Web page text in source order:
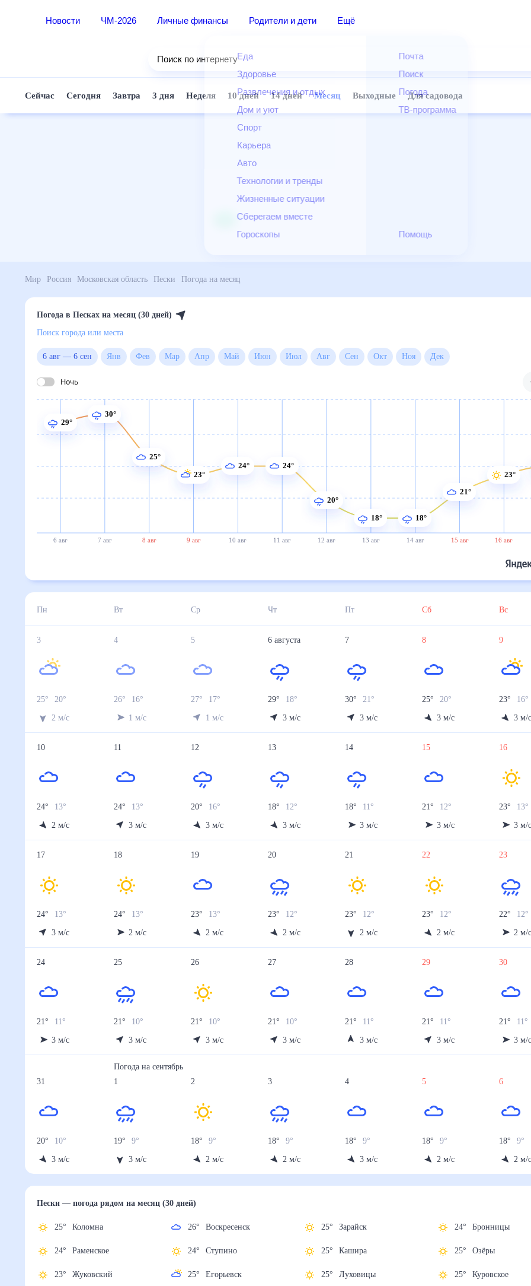
Новости ЧМ-2026 Личные финансы Родители и дети Ещё
Еда
Здоровье
Развлечения и отдых
Дом и уют
Спорт
Карьера
Авто
Технологии и тренды
Жизненные ситуации
Сберегаем вместе
Гороскопы
Почта
Поиск
Погода
ТВ-программа
Помощь
Поиск по интернету
Сейчас Сегодня Завтра 3 дня Неделя 10 дней 14 дней Месяц Выходные Для садовода
Мир Россия Московская область Пески Погода на месяц
Погода в Песках на месяц (30 дней)
Поиск города или места
6 авг— 6 сен Янв Фев Мар Апр Май Июн Июл Авг Сен Окт Ноя
Ночь
6 авг 7 авг 8 авг 9 авг 10 авг 11 авг 12 авг 13 авг 14 авг 15 авг 16 авг
29°
30°
25°
23°
24° 24°
20°
18°
18°
21°
23°
Пн Вт Ср Чт Пт Сб Вс
3
25° 20
2 м/с
4
26° 16°
1 м/с
5
27° 17°
1 м/с
6 августа
29° 18°
3 м/с
7
30° 21°
3 м/с
8
25° 20
3 м/с
9
23° 16°
3 м/
10
24° 13°
2 м/с
11
24° 13°
3 м/с
12
20° 16°
3 м/с
13
18° 12°
3 м/с
14
18° 11°
3 м/с
15
21° 12°
3 м/с
16
23° 13°
3 м/
17
24° 13°
3 м/с
18
24° 13°
2 м/с
19
23° 13°
2 м/с
20
23° 12°
2 м/с
21
23° 12°
2 м/с
22
23° 12°
2 м/с
23
22° 12°
2 м/
24
21° 11°
3 м/с
25
21° 10°
3 м/с
26
21° 10°
3 м/с
27
21° 10°
3 м/с
28
21° 11°
3 м/с
29
21° 11°
3 м/с
30
21° 11°
3 м/
31
20° 10°
3 м/с
Погода насентябрь
1
19° 9°
3 м/с
2
18° 9°
2 м/с
3
18° 9°
2 м/с
4
18° 9°
3 м/с
5
18° 9°
2 м/с
6
18° 9°
2 м/
Пески— погода рядомна месяц (30 дней)
25° Коломна
24° Раменское
23° Жуковский
26° Воскресенск
24° Ступино
25° Егорьевск
25° Зарайск
25° Кашира
25° Луховицы
24° Бронницы
25° Озёры
25° Куровское